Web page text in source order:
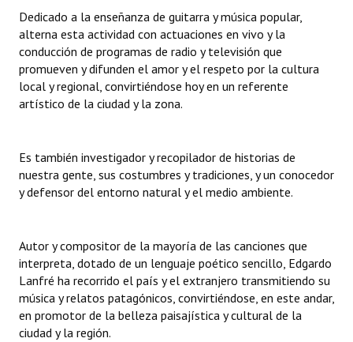
DOCUMENTOS
Informes de Gestión
Proyectos Presentados
Actas de Sesión
Informes de Unidad Coordinadora
Actas de Audiencias Públicas
NORMATIVA
Comunicaciones
Dedicado a la enseñanza de guitarra y música popular,
alterna esta actividad con actuaciones en vivo y la
conducción de programas de radio y televisión que
promueven y difunden el amor y el respeto por la cultura
local y regional, convirtiéndose hoy en un referente
artístico de la ciudad y la zona.
Es también investigador y recopilador de historias de
nuestra gente, sus costumbres y tradiciones, y un conocedor
y defensor del entorno natural y el medio ambiente.
Autor y compositor de la mayoría de las canciones que
interpreta, dotado de un lenguaje poético sencillo, Edgardo
Lanfré ha recorrido el país y el extranjero transmitiendo su
música y relatos patagónicos, convirtiéndose, en este andar,
en promotor de la belleza paisajística y cultural de la
ciudad y la región.